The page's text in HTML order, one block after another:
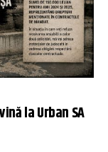
la Urban SA